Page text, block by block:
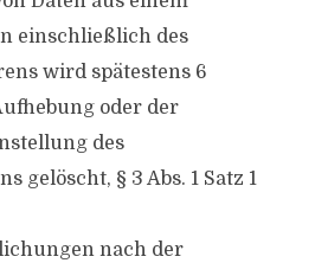
einschließlich des
wird spätestens 6
oder der
des
gelöscht, § 3 Abs. 1 Satz 1
nach der